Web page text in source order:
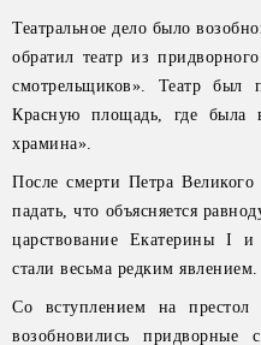
Театральное дело было
обратил театр из
смотрельщиков». Театр был
Красную площадь, где была
храмина».
После смерти Петра Великого
падать, что объясняется
царствование Екатерины I
стали весьма редким явлением.
Со вступлением на
возобновились придворные